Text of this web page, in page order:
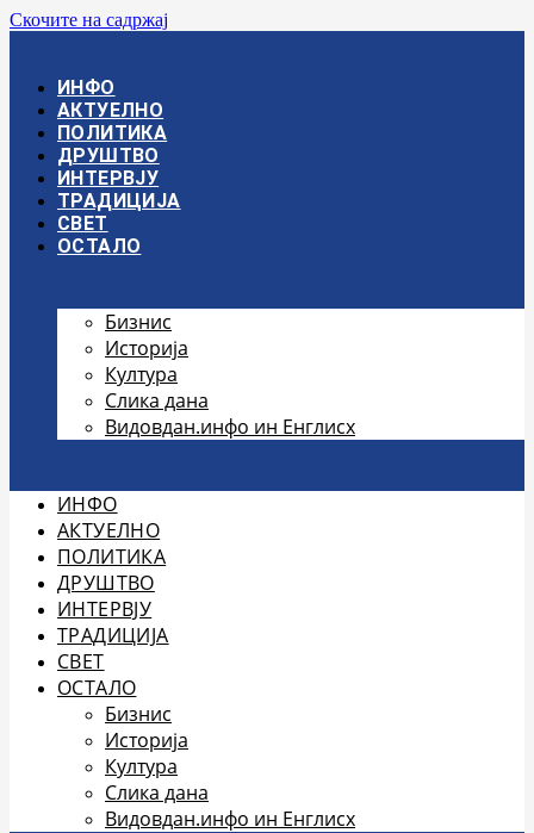
Скочите на садржај
ИНФО
АКТУЕЛНО
ПОЛИТИКА
ДРУШТВО
ИНТЕРВЈУ
ТРАДИЦИЈА
СВЕТ
ОСТАЛО
Бизнис
Историја
Култура
Слика дана
Видовдан.инфо ин Енглисх
ИНФО
АКТУЕЛНО
ПОЛИТИКА
ДРУШТВО
ИНТЕРВЈУ
ТРАДИЦИЈА
СВЕТ
ОСТАЛО
Бизнис
Историја
Култура
Слика дана
Видовдан.инфо ин Енглисх